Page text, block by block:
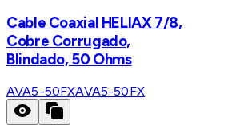
Cable Coaxial HELIAX 7/8,
Cobre Corrugado,
Blindado, 50 Ohms
AVA5-50FXAVA5-50FX